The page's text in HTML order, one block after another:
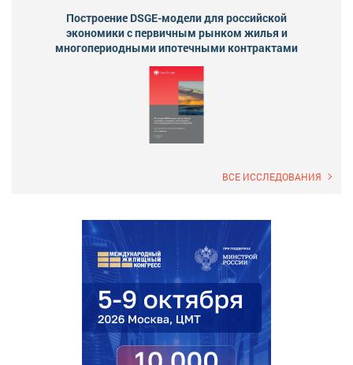
Построение DSGE-модели для российской
экономики с первичным рынком жилья и
многопериодными ипотечными контрактами
ВСЕ ИССЛЕДОВАНИЯ